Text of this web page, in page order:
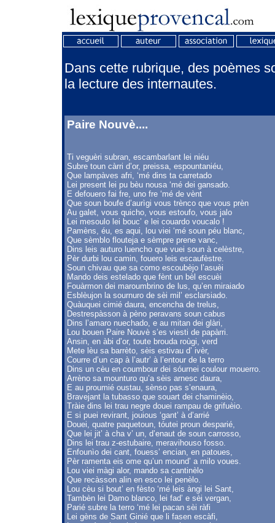
Dans cette rubrique, des poèmes
la lecture des internautes.
Paire Nouvè....
Ti veguèri subran, escambarlant lei niéu
Subre toun càrri d’or, preissa, espountaniéu,
Que lampàves afri, ‘mé dins ta carretado
Lei present lei pu bèu nousa ‘mé dei gansado.
E defouero fai fre, uno fre ‘mé de vènt
Que soun boufe d’aurìgi vous trènco que vous prèn
Au galet, vous quicho, vous estoufo, vous jalo
Lei mesoulo lei bouc’ e lei couardo voucalo !
Pamèns, éu, es aqui, lou viei ‘mé soun péu blanc,
Que sèmblo flouteja e sèmpre prene vanc,
Dins leis auturo luencho que vuei soun à celèstre,
Pèr durbi lou camin, fouero leis escaufèstre.
Soun chivau que sa como escoubèjo l’asuèi
Mando deis estelado que fènt un bèl escuèi
Fouàrmon dei maroumbrino de lus, qu’en miraiado
Esblèujon la sournuro de sèi mil’ esclarsiado.
Quàuquei cimié daura, encencha de trelus,
Destrespàsson à pèno peravans soun cabus
Dins l’amaro nuechado, e au mitan dei glàri,
Lou bouen Paire Nouvè s’es viesti de papàrri.
Ansin, en àbi d’or, toute brouda roùgi, verd
Mete lèu sa barrèto, sèis estivau d’ ivèr,
Courre d’un cap à l’autr’ à l’entour de la terro
Dins un cèu en coumbour dei sóurnei coulour mouerro.
Arrèno sa mounturo qu’a sèis arnesc daura,
E au proumié oustau, sènso pas s’enaura,
Bravejant la tubasso que souart dei chaminèio,
Tràie dins lei trau negre douei rampau de grifuèio.
E si puei revirant, jouious ‘gant’ à d’arrié
Douei, quatre paquetoun, tóutei proun desparié,
Que lei jit’ à cha v’ un, d’enaut de soun carrosso,
Dins lei trau z-estubaire, meravihouso fosso.
Enfounìo dei cant, fouess’ encian, en patoues,
Pèr ramenta eis ome qu’un mound’ a milo voues.
Lou viei màgi alor, mando sa cantinèlo
Que recàsson alin en esco lei penèlo.
Lou cèu si bout’ en fèsto ‘mé leis àngi lei Sant,
Tambèn lei Damo blanco, lei fad’ e sèi vergan,
Parié subre la terro ‘mé lei pacan sèi ràfi
Lei gèns de Sant Ginié que li fasen escàfi,